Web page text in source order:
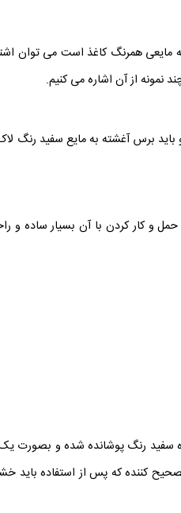
که مایعی همرنگ کاغذ است می توان
نمونه از آن اشاره می کنیم.
برس آغشته به مایع سفید رنگ
حمل و کار کردن با آن بسیار ساده و
برای غلط گیر مایع است به این صورت که یک سمت نواری به عرض ۵ میلیمتر با
کننده که پس از استفاده باید